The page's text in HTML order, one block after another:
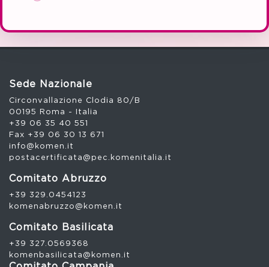
Sede Nazionale
Circonvallazione Clodia 80/B
00195 Roma - Italia
+39 06 35 40 551
Fax +39 06 30 13 671
info@komen.it
postacertificata@pec.komenitalia.it
Comitato Abruzzo
+39 329.0454123
komenabruzzo@komen.it
Comitato Basilicata
+39 327.0569368
komenbasilicata@komen.it